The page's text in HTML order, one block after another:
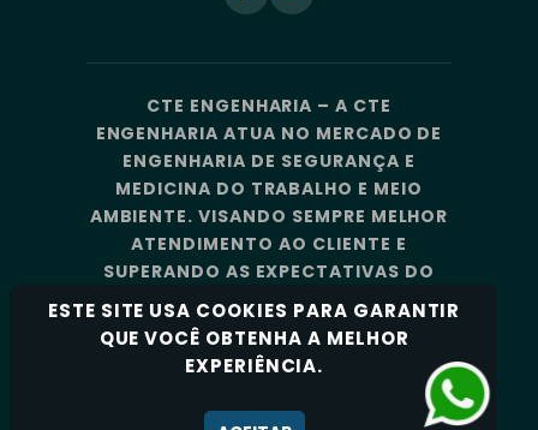
CTE ENGENHARIA – A CTE
ENGENHARIA ATUA NO MERCADO DE
ENGENHARIA DE SEGURANÇA E
MEDICINA DO TRABALHO E MEIO
AMBIENTE. VISANDO SEMPRE MELHOR
ATENDIMENTO AO CLIENTE E
SUPERANDO AS EXPECTATIVAS DO
MERCADO, A CTE ENGENHARIA
CONTA COM UMA EQUIPE DE
PROFISSIONAIS ALTAMENTE
CAPACITADOS E ESPECIALIZADOS.
Política de Privacidade
ESTE SITE USA COOKIES PARA GARANTIR
QUE VOCÊ OBTENHA A MELHOR
EXPERIÊNCIA.